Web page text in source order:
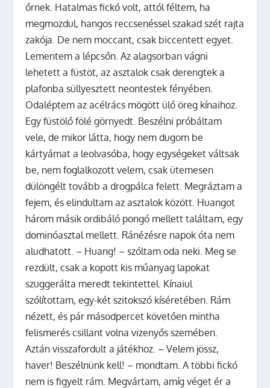
őrnek. Hatalmas fickó volt, attól féltem, ha
megmozdul, hangos reccsenéssel szakad szét rajta
zakója. De nem moccant, csak biccentett egyet.
Lementem a lépcsőn. Az alagsorban vágni
lehetett a füstöt, az asztalok csak derengtek a
plafonba süllyesztett neontestek fényében.
Odaléptem az acélrács mögött ülő öreg kínaihoz.
Egy füstölő fölé görnyedt. Beszélni próbáltam
vele, de mikor látta, hogy nem dugom be
kártyámat a leolvasóba, hogy egységeket váltsak
be, nem foglalkozott velem, csak ütemesen
dülöngélt tovább a drogpálca felett. Megráztam a
fejem, és elindultam az asztalok között. Huangot
három másik ordibáló pongó mellett találtam, egy
dominóasztal mellett. Ránézésre napok óta nem
aludhatott. – Huang! – szóltam oda neki. Meg se
rezdült, csak a kopott kis műanyag lapokat
szuggerálta meredt tekintettel. Kínaiul
szólítottam, egy-két szitokszó kíséretében. Rám
nézett, és pár másodpercet követően mintha
felismerés csillant volna vizenyős szemében.
Aztán visszafordult a játékhoz. – Velem jössz,
haver! Beszélnünk kell! – mondtam. A többi fickó
nem is figyelt rám. Megvártam, amíg véget ér a